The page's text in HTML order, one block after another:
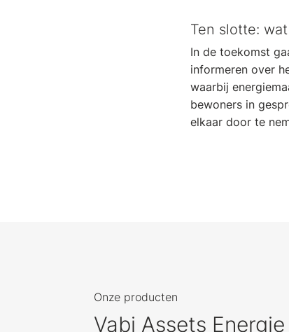
Ten slotte:
In de toekomst
informeren over
waarbij
bewoners in
elkaar door te
Onze producten
Vabi Assets Energie